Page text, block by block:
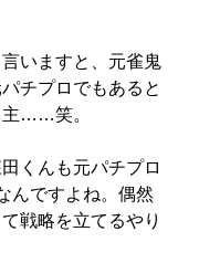
いますと、元雀鬼
チプロでもあると
主……笑。
くんも元パチプロ
んですよね。偶然
戦略を立てるやり